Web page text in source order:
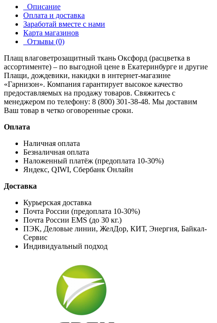
Описание
Оплата и доставка
Заработай вместе с нами
Карта магазинов
Отзывы (0)
Плащ влаговетрозащитный ткань Оксфорд (расцветка в
ассортименте) – по выгодной цене в Екатеринбурге и другие
Плащи, дождевики, накидки в интернет-магазине
«Гарнизон». Компания гарантирует высокое качество
предоставляемых на продажу товаров. Свяжитесь с
менеджером по телефону: 8 (800) 301-38-48. Мы доставим
Ваш товар в четко оговоренные сроки.
Оплата
Наличная оплата
Безналичная оплата
Наложенный платёж (предоплата 10-30%)
Яндекс, QIWI, Сбербанк Онлайн
Доставка
Курьерская доставка
Почта России (предоплата 10-30%)
Почта России EMS (до 30 кг.)
ПЭК, Деловые линии, ЖелДор, КИТ, Энергия, Байкал-
Сервис
Индивидуальный подход